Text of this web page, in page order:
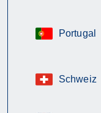
Portugal
Schweiz